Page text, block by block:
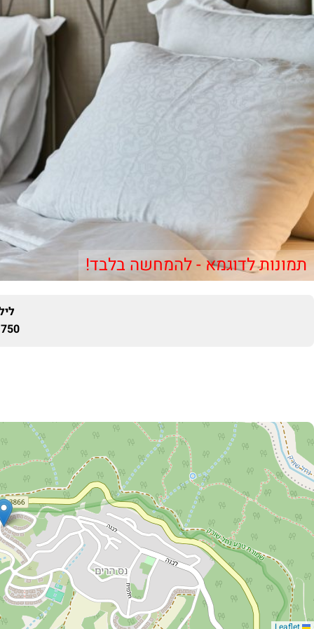
תמונות לדוגמא - להמחשה בלבד!
750 ₪